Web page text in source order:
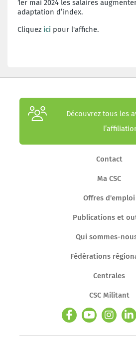
1er mai 2024 les salaires
adaptation d’index.
Cliquez ici pour l'affiche.
Découvrez tous les
Contact
Ma CSC
Offres d'emploi
Publications et
Qui sommes-
Fédérations
Centrales
CSC Militant